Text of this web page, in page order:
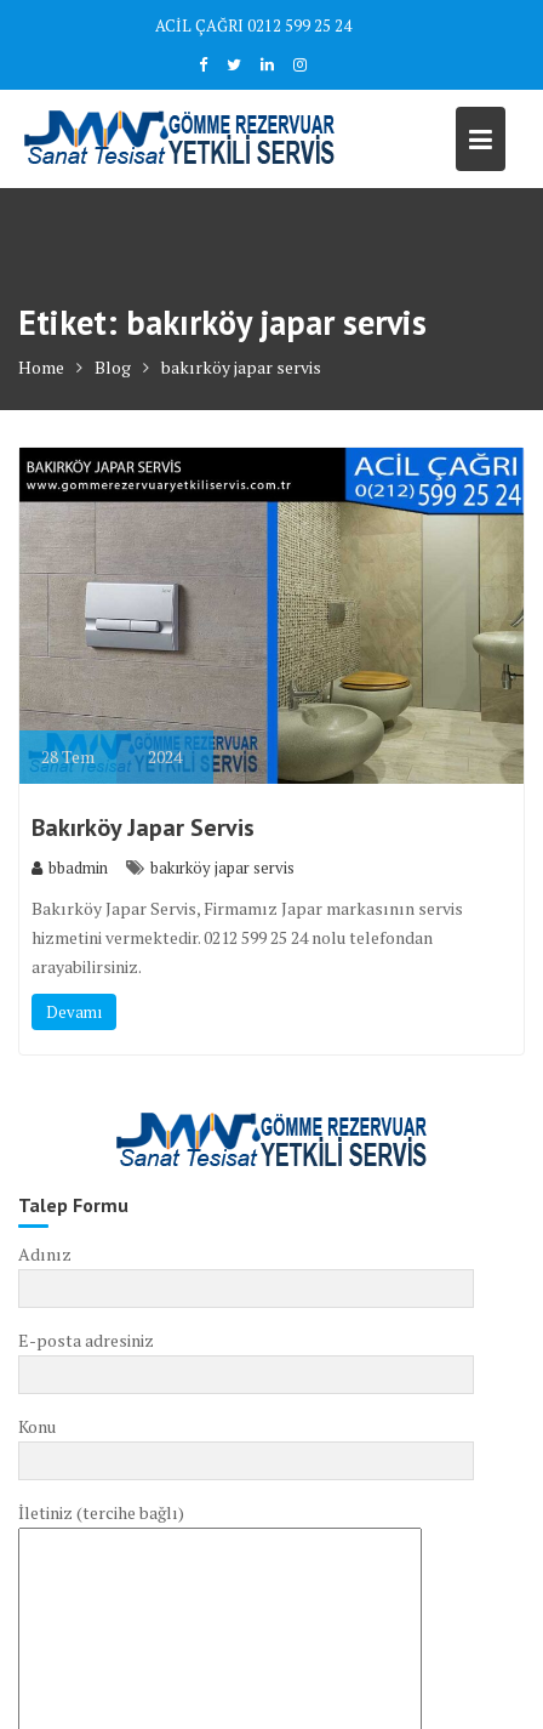
ACİL ÇAĞRI 0212 599 25 24
Etiket: bakırköy japar servis
Home Blog bakırköy japar servis
28Tem 2024
Bakırköy Japar Servis
bbadmin bakırköy japar servis
Bakırköy Japar Servis, Firmamız Japar markasının servis
hizmetini vermektedir. 0212 599 25 24 nolu telefondan
arayabilirsiniz.
Devamı
Talep Formu
Adınız
E-posta adresiniz
Konu
İletiniz (tercihe bağlı)